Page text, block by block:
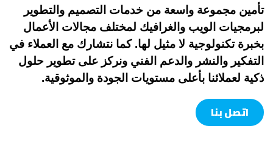
تأمين مجموعة واسعة من خدمات التصميم والتطوير
لبرمجيات الويب والغرافيك لمختلف مجالات الأعمال
بخبرة تكنولوجية لا مثيل لها. كما نتشارك مع العملاء في
التفكير والنشر والدعم الفني ونركز على تطوير حلول
ذكية لعملائنا بأعلى مستويات الجودة والموثوقية.
اتصل بنا